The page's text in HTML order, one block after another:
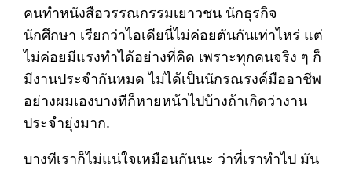
คนทำหนังสือวรรณกรรมเยาวชน นักธุรกิจ
นักศึกษา เรียกว่าไอเดียนี่ไม่ค่อยตันกันเท่าไหร่ แต่
ไม่ค่อยมีแรงทำได้อย่างที่คิด เพราะทุกคนจริง ๆ ก็
มีงานประจำกันหมด ไม่ได้เป็นนักรณรงค์มืออาชีพ
อย่างผมเองบางทีก็หายหน้าไปบ้างถ้าเกิดว่างาน
ประจำยุ่งมาก.
บางทีเราก็ไม่แน่ใจเหมือนกันนะ ว่าที่เราทำไป มัน